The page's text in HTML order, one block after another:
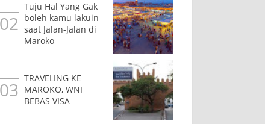
Tuju Hal Yang Gak
boleh kamu lakuin
saat Jalan-Jalan di
Maroko
TRAVELING KE
MAROKO, WNI
BEBAS VISA